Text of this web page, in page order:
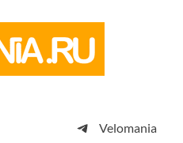
просто
Velomania